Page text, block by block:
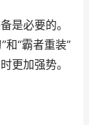
是必要的。
和“霸者重装”
更加强势。